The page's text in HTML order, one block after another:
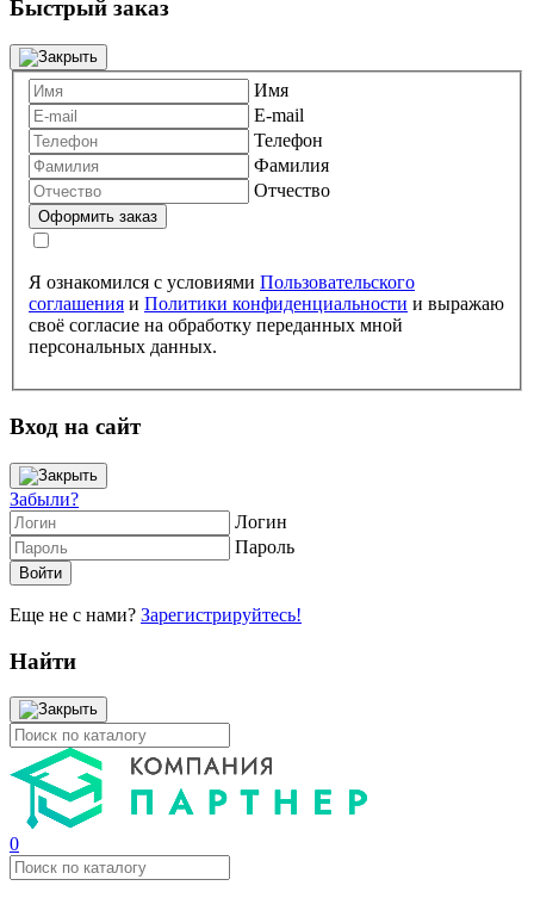
Быстрый заказ
Имя
E-mail
Телефон
Фамилия
Отчество
Я ознакомился с условиями Пользовательского
соглашения и Политики конфиденциальности и выражаю
своё согласие на обработку переданных мной
персональных данных.
Вход на сайт
Забыли?
Логин
Пароль
Еще не с нами? Зарегистрируйтесь!
Найти
0